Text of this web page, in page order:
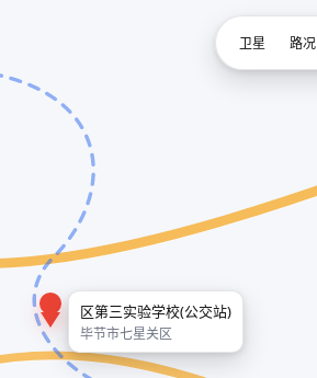
区第三实验学校(公交站)
毕节市七星关区
卫星 路况